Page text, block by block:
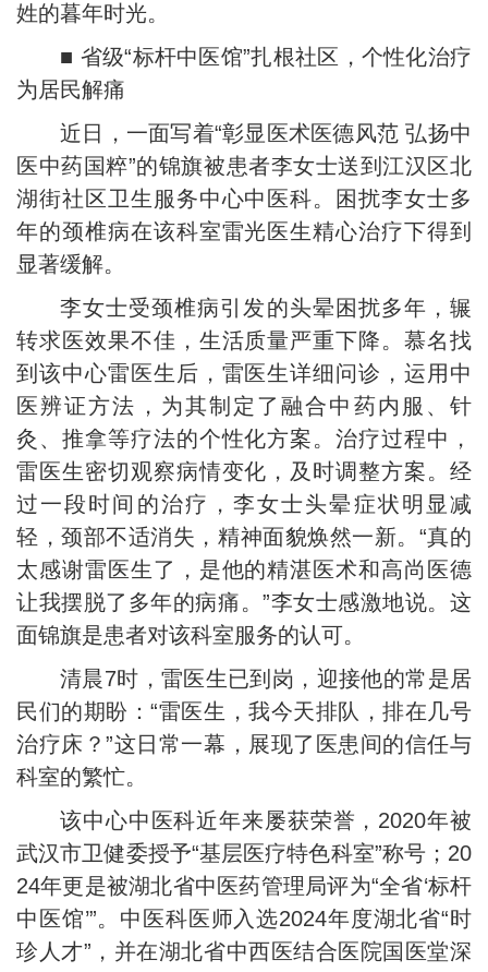
姓的暮年时光。
■ 省级“标杆中医馆”扎根社区，个性化治疗
为居民解痛
近日，一面写着“彰显医术医德风范 弘扬中
医中药国粹”的锦旗被患者李女士送到江汉区北
湖街社区卫生服务中心中医科。困扰李女士多
年的颈椎病在该科室雷光医生精心治疗下得到
显著缓解。
李女士受颈椎病引发的头晕困扰多年，辗
转求医效果不佳，生活质量严重下降。慕名找
到该中心雷医生后，雷医生详细问诊，运用中
医辨证方法，为其制定了融合中药内服、针
灸、推拿等疗法的个性化方案。治疗过程中，
雷医生密切观察病情变化，及时调整方案。经
过一段时间的治疗，李女士头晕症状明显减
轻，颈部不适消失，精神面貌焕然一新。“真的
太感谢雷医生了，是他的精湛医术和高尚医德
让我摆脱了多年的病痛。”李女士感激地说。这
面锦旗是患者对该科室服务的认可。
清晨7时，雷医生已到岗，迎接他的常是居
民们的期盼：“雷医生，我今天排队，排在几号
治疗床？”这日常一幕，展现了医患间的信任与
科室的繁忙。
该中心中医科近年来屡获荣誉，2020年被
武汉市卫健委授予“基层医疗特色科室”称号；20
24年更是被湖北省中医药管理局评为“全省‘标杆
中医馆’”。中医科医师入选2024年度湖北省“时
珍人才”，并在湖北省中西医结合医院国医堂深